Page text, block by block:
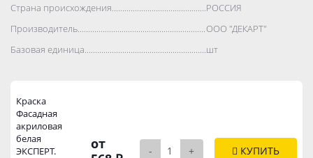
Страна происхождения..................................................................................
РОССИЯ
Производитель..................................................................................
ООО "ДЕКАРТ"
Базовая единица..................................................................................
шт
Краска
Фасадная
акриловая
белая
ЭКСПЕРТ.
от
- + КУПИТЬ